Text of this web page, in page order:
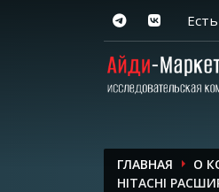
ГЛАВНАЯ О
HITACHI